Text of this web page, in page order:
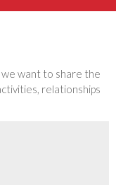
want to share the
relationships